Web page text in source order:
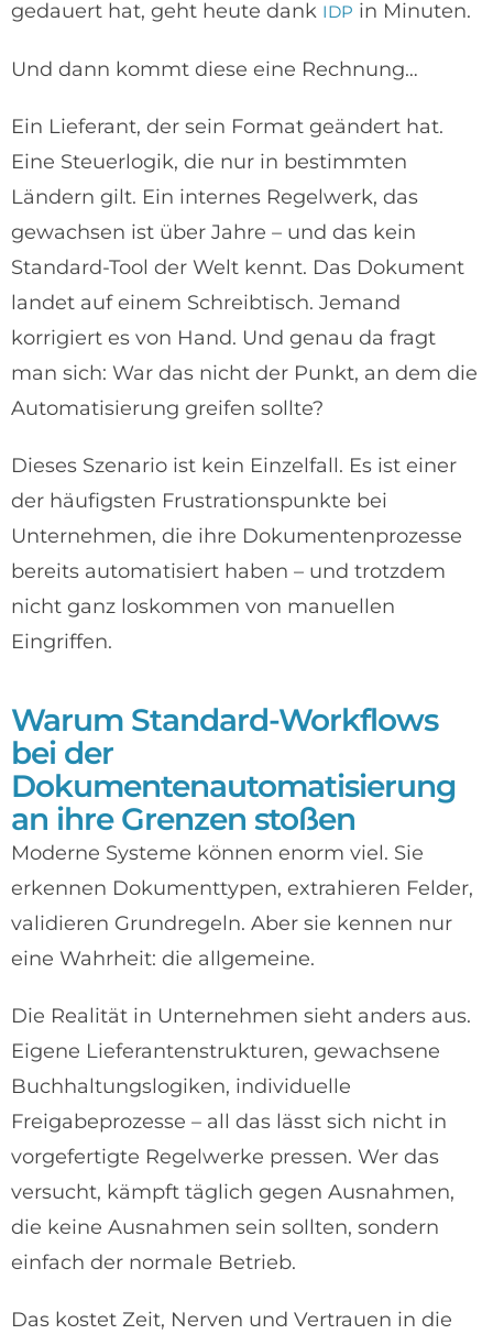
gedauert hat, geht heute dank IDP in Minuten.
Und dann kommt diese eine Rechnung…
Ein Lieferant, der sein Format geändert hat.
Eine Steuerlogik, die nur in bestimmten
Ländern gilt. Ein internes Regelwerk, das
gewachsen ist über Jahre – und das kein
Standard-Tool der Welt kennt. Das Dokument
landet auf einem Schreibtisch. Jemand
korrigiert es von Hand. Und genau da fragt
man sich: War das nicht der Punkt, an dem die
Automatisierung greifen sollte?
Dieses Szenario ist kein Einzelfall. Es ist einer
der häufigsten Frustrationspunkte bei
Unternehmen, die ihre Dokumentenprozesse
bereits automatisiert haben – und trotzdem
nicht ganz loskommen von manuellen
Eingriffen.
Warum Standard-Workflows
bei der
Dokumentenautomatisierung
an ihre Grenzen stoßen
Moderne Systeme können enorm viel. Sie
erkennen Dokumenttypen, extrahieren Felder,
validieren Grundregeln. Aber sie kennen nur
eine Wahrheit: die allgemeine.
Die Realität in Unternehmen sieht anders aus.
Eigene Lieferantenstrukturen, gewachsene
Buchhaltungslogiken, individuelle
Freigabeprozesse – all das lässt sich nicht in
vorgefertigte Regelwerke pressen. Wer das
versucht, kämpft täglich gegen Ausnahmen,
die keine Ausnahmen sein sollten, sondern
einfach der normale Betrieb.
Das kostet Zeit, Nerven und Vertrauen in die